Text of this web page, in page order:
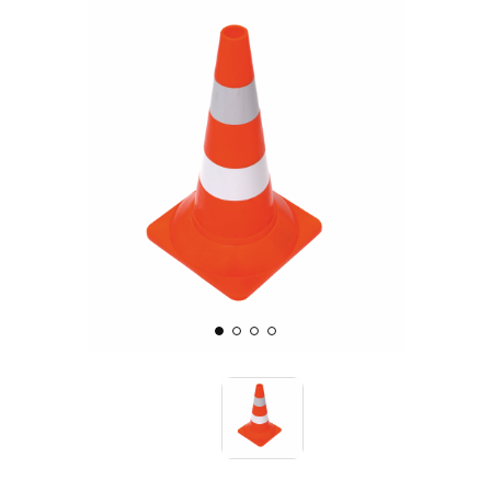
Знаки вертикальной разметки
Светодиодные дорожные знаки
Дорожные знаки с внутренней подсветкой
Заградительные светодиодные знаки
Передвижные заградительные знаки
Опоры дорожных знаков (Стойки)
Светодиодные знаки на солнечной